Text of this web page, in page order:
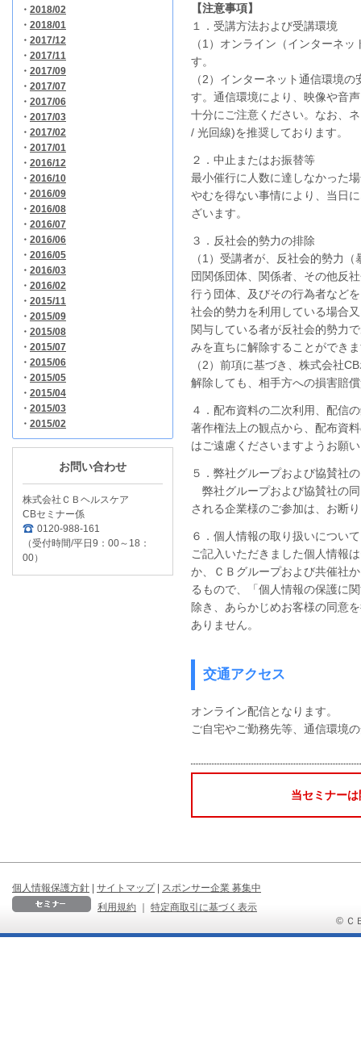
・ 2018/02
・ 2018/01
・ 2017/12
・ 2017/11
・ 2017/09
・ 2017/07
・ 2017/06
・ 2017/03
・ 2017/02
・ 2017/01
・ 2016/12
・ 2016/10
・ 2016/09
・ 2016/08
・ 2016/07
・ 2016/06
・ 2016/05
・ 2016/03
・ 2016/02
・ 2015/11
・ 2015/09
・ 2015/08
・ 2015/07
・ 2015/06
・ 2015/05
・ 2015/04
・ 2015/03
・ 2015/02
お問い合わせ
株式会社ＣＢヘルスケア
CBセミナー係
0120-988-161
（受付時間/平日9：00～18：
00）
【注意事項】
１．受講方法および受講環境
（1）オンライン（インターネ
す。
（2）インターネット通信環境
す。通信環境により、映像や音
十分にご注意ください。なお、
/ 光回線)を推奨しております。
２．中止またはお振替等
最小催行に人数に達しなかった
やむを得ない事情により、当日
ざいます。
３．反社会的勢力の排除
（1）受講者が、反社会的勢力
団関係団体、関係者、その他反
行う団体、及びその行為者など
社会的勢力を利用している場合
関与している者が反社会的勢力
みを直ちに解除することができ
（2）前項に基づき、株式会社
解除しても、相手方への損害賠
４．配布資料の二次利用、配信
著作権法上の観点から、配布資
はご遠慮くださいますようお願
５．弊社グループおよび協賛社
弊社グループおよび協賛社の
される企業様のご参加は、お断
６．個人情報の取り扱いについて
ご記入いただきました個人情報
か、ＣＢグループおよび共催社
るもので、「個人情報の保護に
除き、あらかじめお客様の同意
ありません。
交通アクセス
オンライン配信となります。
ご自宅やご勤務先等、通信環境
当セミナー
個人情報保護方針 | サイトマップ | スポンサー企業 募集中
利用規約
｜
特定商取引に基づく表示
© Ｃ